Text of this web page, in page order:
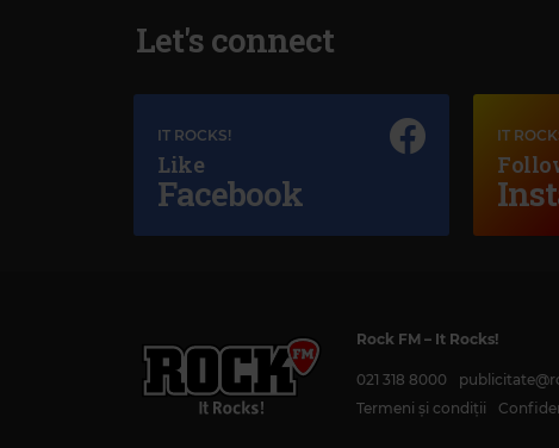
Magic Jazz
Let's connect
IT ROCKS!
Like
Facebook
IT
Rock FM– It Rocks!
021 318 8000
Termeni și condiții